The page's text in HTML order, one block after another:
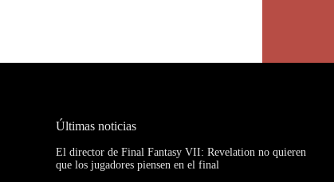
Últimas noticias
El director de Final Fantasy VII: Revelation no quieren
que los jugadores piensen en el final